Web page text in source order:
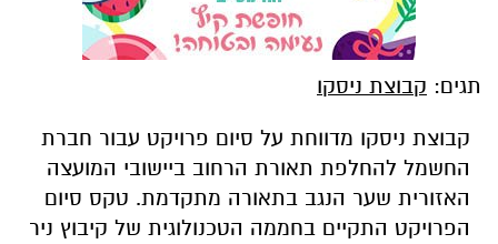
תגים: קבוצת ניסקו
קבוצת ניסקו מדווחת על סיום פרויקט עבור חברת
החשמל להחלפת תאורת הרחוב ביישובי המועצה
האזורית שער הנגב בתאורה מתקדמת. טקס סיום
הפרויקט התקיים בחממה הטכנולוגית של קיבוץ ניר